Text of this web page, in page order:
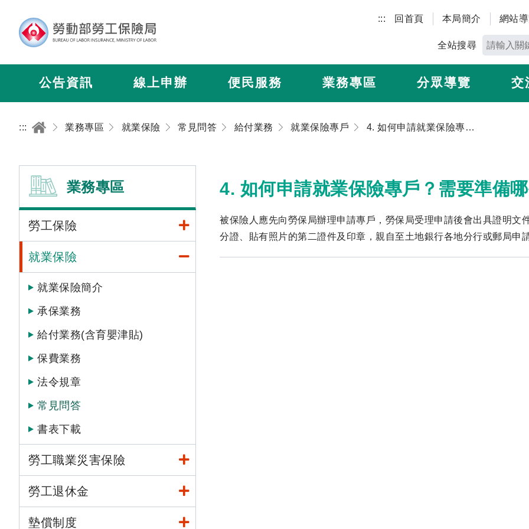
::: 回首頁 本局簡介 網站
全站搜尋
公告資訊 線上申辦 便民服務 業務專區 分眾導覽 交
::: 業務專區 就業保險 常見問答 給付業務 就業保險專戶 4. 如何申請就業保險專戶？需要準備哪些文件？
業務專區
勞工保險
就業保險
就業保險簡介
承保業務
給付業務(含育嬰津貼)
保費業務
法令規章
常見問答
書表下載
勞工職業災害保險
勞工退休金
墊償制度
4. 如何申請就業保險專戶？需要準備
被保險人應先向勞保局辦理申請專戶，勞保局受理申請後會出具證明文
分證、貼有照片的第二證件及印章，親自至土地銀行各地分行或郵局申